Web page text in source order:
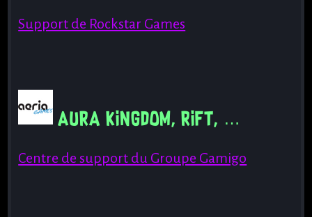
Support de Rockstar Games
Aura Kingdom, Rift, …
Centre de support du Groupe Gamigo